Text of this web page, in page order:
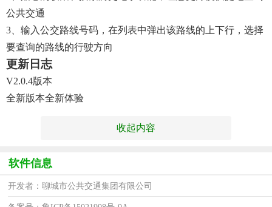
公共交通
3、输入公交路线号码，在列表中弹出该路线的上下行，选择
要查询的路线的行驶方向
更新日志
V2.0.4版本
全新版本全新体验
收起内容
软件信息
开发者：聊城市公共交通集团有限公司